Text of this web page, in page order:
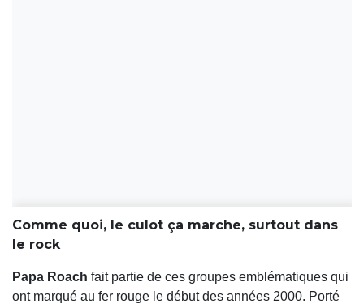
Comme quoi, le culot ça marche, surtout dans
le rock
Papa Roach fait partie de ces groupes emblématiques qui
ont marqué au fer rouge le début des années 2000. Porté